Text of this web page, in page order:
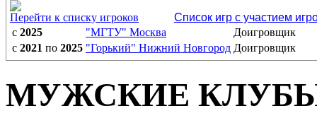
Перейти к списку игроков
Список игр с участием
с 2025 "МГТУ" Москва
Доигровщик
с 2021 по 2025 "Горький" Нижний Новгород Доигровщик
МУЖСКИЕ